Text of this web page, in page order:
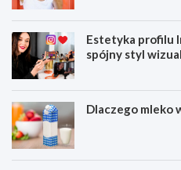
Estetyka profilu
spójny styl
Dlaczego mleko